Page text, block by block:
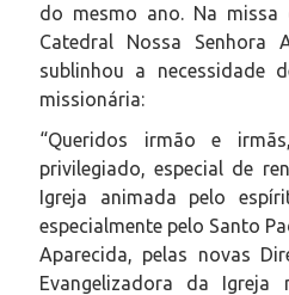
do mesmo ano. Na missa
Catedral Nossa Senhora
sublinhou a necessidade
missionária:
“Queridos irmão e
privilegiado, especial de
Igreja animada pelo
especialmente pelo Santo
Aparecida, pelas novas
Evangelizadora da Igreja